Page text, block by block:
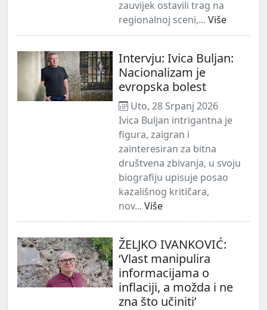
zauvijek ostavili trag na
regionalnoj sceni,... Više
Intervju: Ivica Buljan:
Nacionalizam je
evropska bolest
Uto, 28 Srpanj 2026
Ivica Buljan intrigantna je
figura, zaigran i
zainteresiran za bitna
društvena zbivanja, u svoju
biografiju upisuje posao
kazališnog kritičara,
nov... Više
ŽELJKO IVANKOVIĆ:
‘Vlast manipulira
informacijama o
inflaciji, a možda i ne
zna što učiniti’